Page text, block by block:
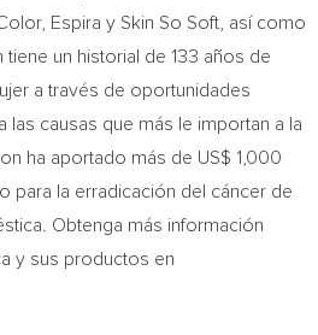
Espira y Skin So Soft, así como
tiene un historial de 133 años de
a través de oportunidades
causas que más le importan a la
ha aportado más de US$ 1,000
para la erradicación del cáncer de
Obtenga más información
y sus productos en